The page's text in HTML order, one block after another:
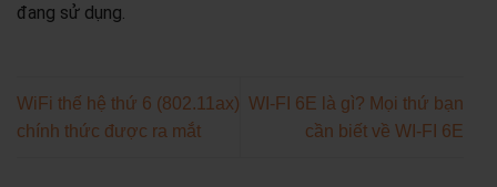
đang sử dụng.
WiFi thế hệ thứ 6 (802.11ax)
chính thức được ra mắt
WI-FI 6E là gì? Mọi thứ bạn
cần biết về WI-FI 6E